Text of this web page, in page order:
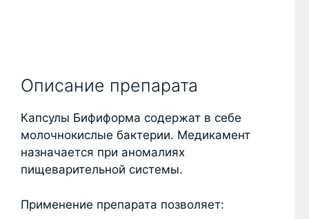
Описание препарата
Капсулы Бифиформа содержат в себе
молочнокислые бактерии. Медикамент
назначается при аномалиях
пищеварительной системы.
Применение препарата позволяет: